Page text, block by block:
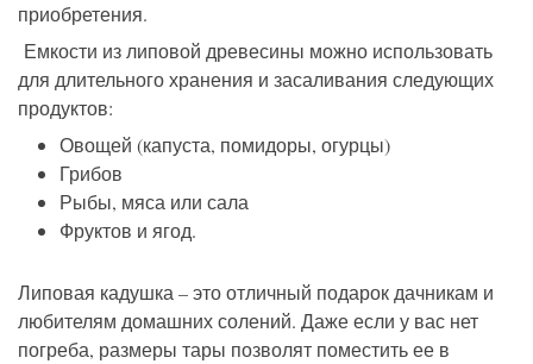
приобретения.
Емкости из липовой древесины можно использовать
для длительного хранения и засаливания следующих
продуктов:
Овощей (капуста, помидоры, огурцы)
Грибов
Рыбы, мяса или сала
Фруктов и ягод.
Липовая кадушка – это отличный подарок дачникам и
любителям домашних солений. Даже если у вас нет
погреба, размеры тары позволят поместить ее в